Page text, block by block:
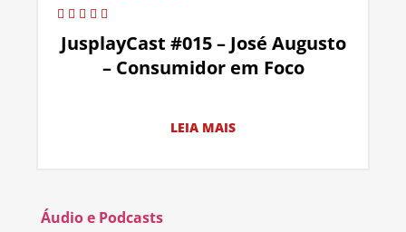
JusplayCast #015 – José Augusto
– Consumidor em Foco
LEIA MAIS
Áudio e Podcasts